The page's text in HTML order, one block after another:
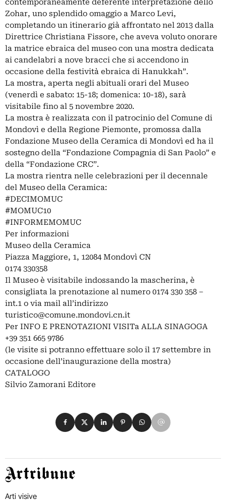
Zohar, uno splendido omaggio a Marco Levi,
completando un itinerario già affrontato nel 2013 dalla
Direttrice Christiana Fissore, che aveva voluto onorare
la matrice ebraica del museo con una mostra dedicata
ai candelabri a nove bracci che si accendono in
occasione della festività ebraica di Hanukkah”.
La mostra, aperta negli abituali orari del Museo
(venerdì e sabato: 15-18; domenica: 10-18), sarà
visitabile fino al 5 novembre 2020.
La mostra è realizzata con il patrocinio del Comune di
Mondovì e della Regione Piemonte, promossa dalla
Fondazione Museo della Ceramica di Mondovì ed ha il
sostegno della “Fondazione Compagnia di San Paolo” e
della “Fondazione CRC”.
La mostra rientra nelle celebrazioni per il decennale
del Museo della Ceramica:
#DECIMOMUC
#MOMUC10
#INFORMEMOMUC
Per informazioni
Museo della Ceramica
Piazza Maggiore, 1, 12084 Mondovì CN
0174 330358
Il Museo è visitabile indossando la mascherina, è
consigliata la prenotazione al numero 0174 330 358 –
int.1 o via mail all’indirizzo
turistico@comune.mondovi.cn.it
Per INFO E PRENOTAZIONI VISITa ALLA SINAGOGA
+39 351 665 9786
(le visite si potranno effettuare solo il 17 settembre in
occasione dell’inaugurazione della mostra)
CATALOGO
Silvio Zamorani Editore
Condividi su Facebook
Condividi su X
Condividi su LinkedIn
Condividi su Pinterest
Condividi su WhatsApp
Condividi su Email
Artribune
Arti visive